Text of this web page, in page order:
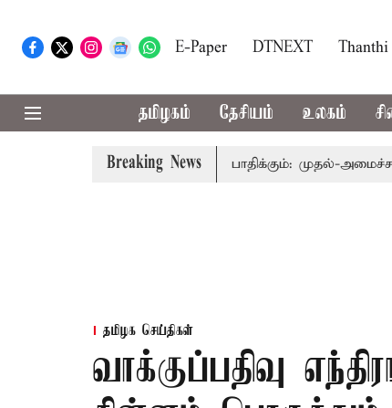
E-Paper DTNEXT
தமிழகம் தேசியம் உலகம்
Breaking News
தொகுதி மறுவரையறை பாதிக்கும்: முதல்-அமைச்சர்
தமிழக செய்திகள்
வாக்குப்பதிவு